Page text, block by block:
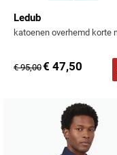
Ledub
€ 95,00€ 47,50